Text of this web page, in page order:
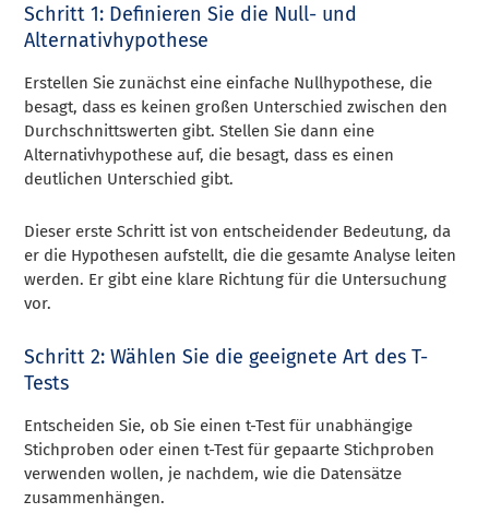
Schritt 1: Definieren Sie die Null- und
Alternativhypothese
Erstellen Sie zunächst eine einfache Nullhypothese, die
besagt, dass es keinen großen Unterschied zwischen den
Durchschnittswerten gibt. Stellen Sie dann eine
Alternativhypothese auf, die besagt, dass es einen
deutlichen Unterschied gibt.
Dieser erste Schritt ist von entscheidender Bedeutung, da
er die Hypothesen aufstellt, die die gesamte Analyse leiten
werden. Er gibt eine klare Richtung für die Untersuchung
vor.
Schritt 2: Wählen Sie die geeignete Art des T-
Tests
Entscheiden Sie, ob Sie einen t-Test für unabhängige
Stichproben oder einen t-Test für gepaarte Stichproben
verwenden wollen, je nachdem, wie die Datensätze
zusammenhängen.